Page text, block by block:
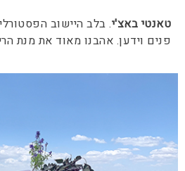
טאנטי באצ'י. בלב היישוב
פנים וידען. אהבנו מאוד את מנת